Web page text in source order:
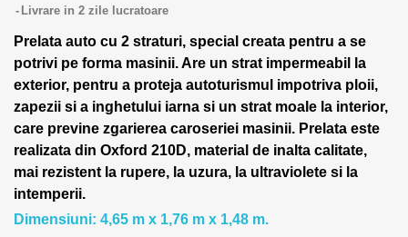
Livrare in 2 zile lucratoare
Prelata auto cu 2 straturi, special creata pentru a se
potrivi pe forma masinii. Are un strat impermeabil la
exterior, pentru a proteja autoturismul impotriva ploii,
zapezii si a inghetului iarna si un strat moale la interior,
care previne zgarierea caroseriei masinii. Prelata este
realizata din Oxford 210D, material de inalta calitate,
mai rezistent la rupere, la uzura, la ultraviolete si la
intemperii.
Dimensiuni: 4,65 m x 1,76 m x 1,48 m.